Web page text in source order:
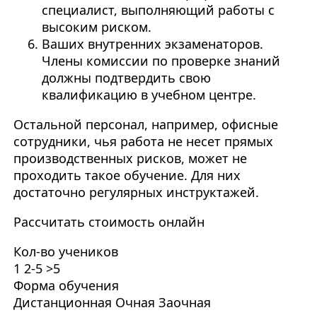
специалист, выполняющий работы с
высоким риском.
Ваших внутренних экзаменаторов.
Члены комиссии по проверке знаний
должны подтвердить свою
квалификацию в учебном центре.
Остальной персонал, например, офисные
сотрудники, чья работа не несет прямых
производственных рисков, может не
проходить такое обучение. Для них
достаточно регулярных инструктажей.
Рассчитать стоимость онлайн
Кол-во учеников
1 2-5 >5
Форма обучения
Дистанционная Очная Заочная